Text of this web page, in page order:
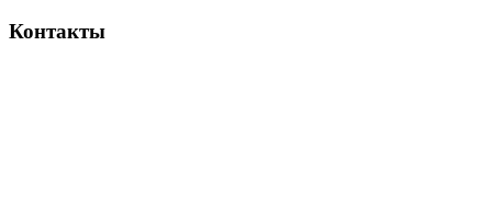
Контакты